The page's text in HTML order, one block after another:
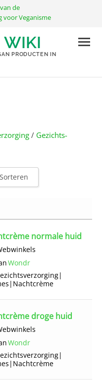
de
voor Veganisme
WIKI
PRODUCTEN IN
/ Gezichts­
Sorteren
normale huid
Wondr
|
| Nachtcrème
droge huid
Wondr
|
| Nachtcrème